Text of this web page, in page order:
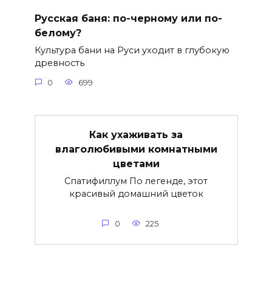
Русская баня: по-черному или по-
белому?
Культура бани на Руси уходит в глубокую
древность
0 699
Как ухаживать за
влаголюбивыми комнатными
цветами
Спатифиллум По легенде, этот
красивый домашний цветок
0 225